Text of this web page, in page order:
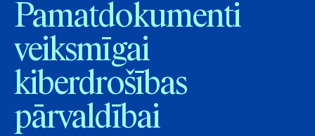
Pamatdokumenti
veiksmīgai
kiberdrošības
pārvaldībai